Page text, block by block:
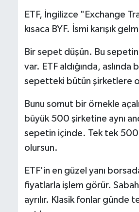
ETF, İngilizce "Exchange
kısaca BYF. İsmi karışık
Bir sepet düşün. Bu
var. ETF aldığında,
sepetteki bütün şirketlere
Bunu somut bir örnekle
büyük 500 şirketine aynı
sepetin içinde. Tek tek 500
olursun.
ETF'in en güzel yanı
fiyatlarla işlem görür.
ayrılır. Klasik fonlar günde